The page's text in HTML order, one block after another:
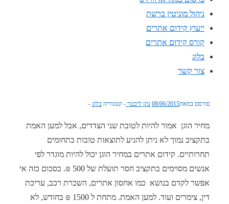
ניהול מוניטין ברשת
ייעוץ קידום אתרים
קורס קידום אתרים
בלוג
צור קשר
פורסם במאת08/06/2015 נתן ליכטר קטגוריהבלוג
מחיר הוגן אמור להיות לטובת שני הצדדים, אבל למען האמת
בתקציב נמוך לא ניתן להגיע לתוצאות טובות בתחומים
תחרותיים. קידום אתרים במחיר הוגן יכול להיות מוגדר לפי
אנשים מסוימים בתקציב חסר תועלת של 500 ₪. בסכום כזה אי
אפשר לקדם בנושא כמו אחסון אתרים, השכרת רכב, עריכת
דין, צימרים ועוד. למען האמת. מתחת ל 1500 ₪ בחודש, לא